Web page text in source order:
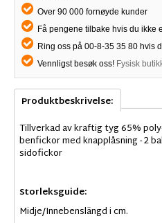
Over 90 000 fornøyde kunder
Få pengene tilbake hvis du ikke
Ring oss på 00-8-35 35 80 hvis
Vennligst besøk oss! Fysisk
Produktbeskrivelse:
Tillverkad av kraftig tyg 65%
benfickor med knapplåsning - 2
sidofickor
Storleksguide:
Midje/Innebenslängd i cm.